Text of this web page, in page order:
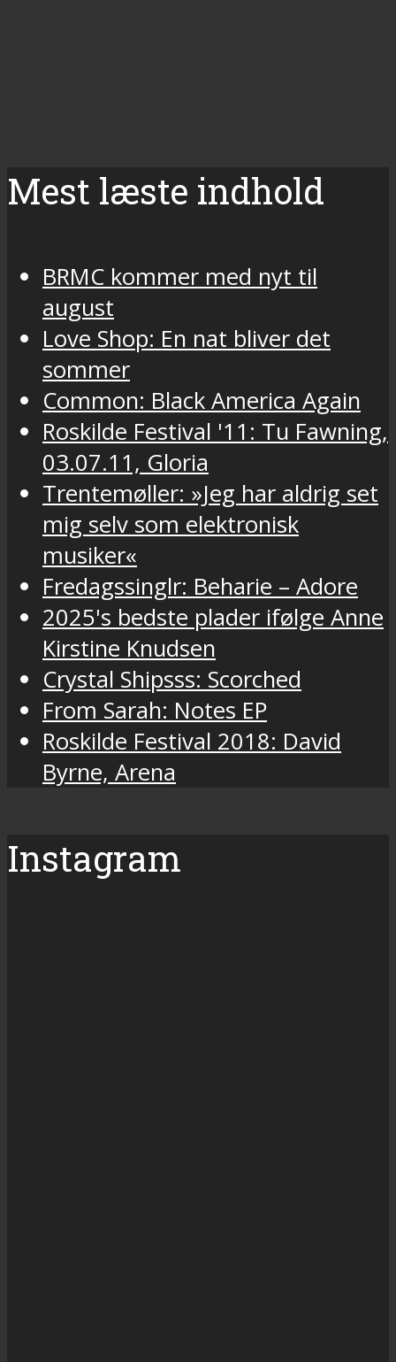
Mest læste indhold
BRMC kommer med nyt til
august
Love Shop: En nat bliver det
sommer
Common: Black America Again
Roskilde Festival '11: Tu Fawning,
03.07.11, Gloria
Trentemøller: »Jeg har aldrig set
mig selv som elektronisk
musiker«
Fredagssinglr: Beharie – Adore
2025's bedste plader ifølge Anne
Kirstine Knudsen
Crystal Shipsss: Scorched
From Sarah: Notes EP
Roskilde Festival 2018: David
Byrne, Arena
Instagram